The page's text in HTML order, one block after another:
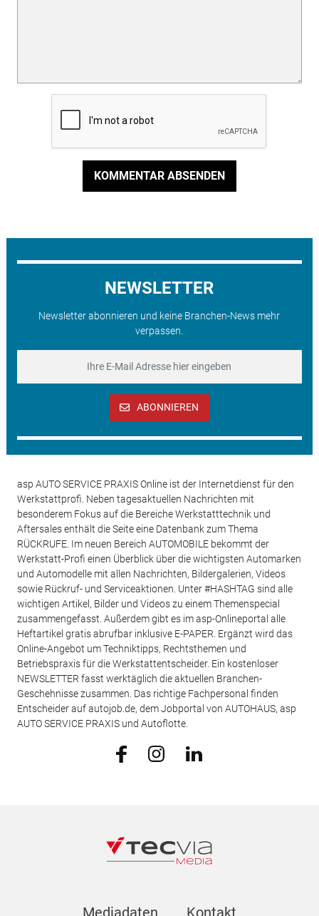
KOMMENTAR ABSENDEN
NEWSLETTER
Newsletter abonnieren und keine Branchen-News mehr
verpassen.
ABONNIEREN
asp AUTO SERVICE PRAXIS Online ist der Internetdienst für den
Werkstattprofi. Neben tagesaktuellen Nachrichten mit
besonderem Fokus auf die Bereiche Werkstatttechnik und
Aftersales enthält die Seite eine Datenbank zum Thema
RÜCKRUFE. Im neuen Bereich AUTOMOBILE bekommt der
Werkstatt-Profi einen Überblick über die wichtigsten Automarken
und Automodelle mit allen Nachrichten, Bildergalerien, Videos
sowie Rückruf- und Serviceaktionen. Unter #HASHTAG sind alle
wichtigen Artikel, Bilder und Videos zu einem Themenspecial
zusammengefasst. Außerdem gibt es im asp-Onlineportal alle
Heftartikel gratis abrufbar inklusive E-PAPER. Ergänzt wird das
Online-Angebot um Techniktipps, Rechtsthemen und
Betriebspraxis für die Werkstattentscheider. Ein kostenloser
NEWSLETTER fasst werktäglich die aktuellen Branchen-
Geschehnisse zusammen. Das richtige Fachpersonal finden
Entscheider auf autojob.de, dem Jobportal von AUTOHAUS, asp
AUTO SERVICE PRAXIS und Autoflotte.
Mediadaten Kontakt